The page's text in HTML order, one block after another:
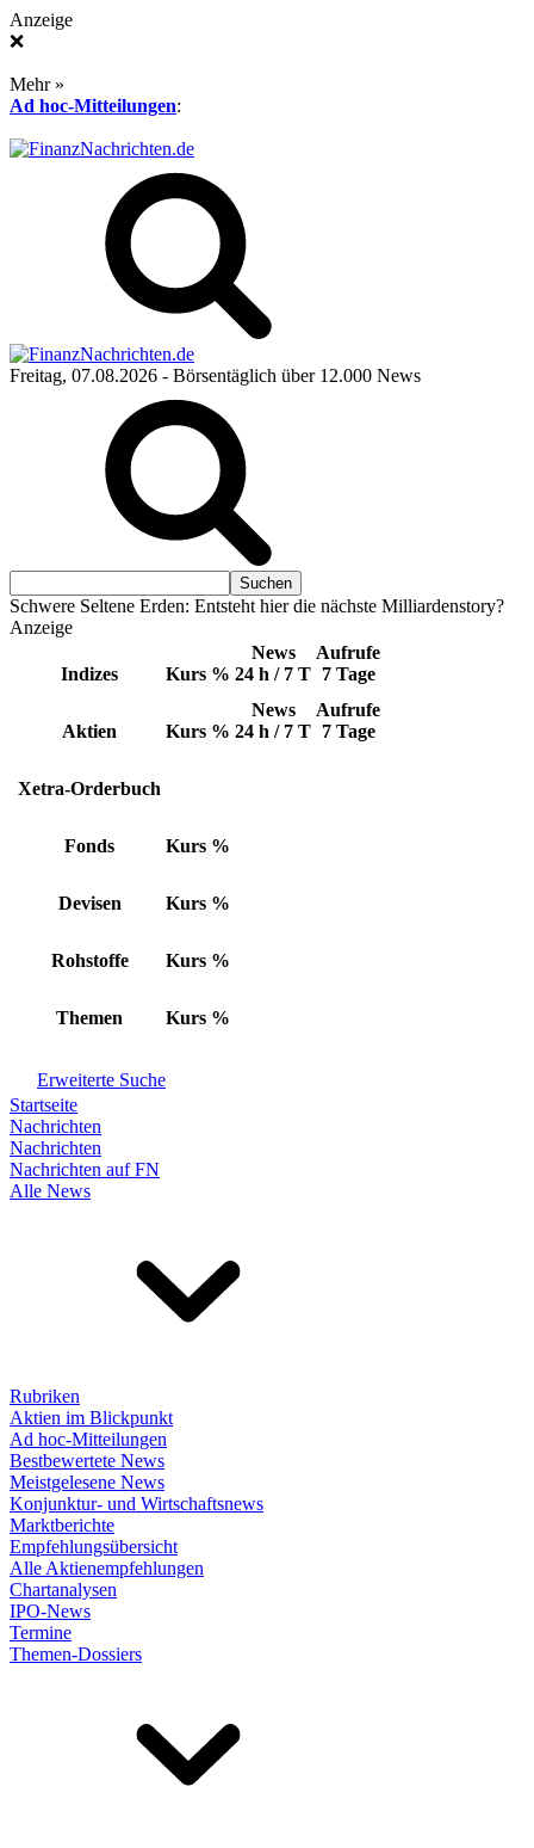
Anzeige
❌
Mehr »
Ad hoc-Mitteilungen:
Freitag, 07.08.2026 - Börsentäglich über 12.000 News
Schwere Seltene Erden: Entsteht hier die nächste Milliardenstory?
Anzeige
Indizes Kurs %
News
24 h / 7 T
Aufrufe
7 Tage
Aktien Kurs %
News
24 h / 7 T
Aufrufe
7 Tage
Xetra-Orderbuch
Fonds Kurs %
Devisen Kurs %
Rohstoffe Kurs %
Themen Kurs %
Erweiterte Suche
Startseite
Nachrichten
Nachrichten
Nachrichten auf FN
Alle News
Rubriken
Aktien im Blickpunkt
Ad hoc-Mitteilungen
Bestbewertete News
Meistgelesene News
Konjunktur- und Wirtschaftsnews
Marktberichte
Empfehlungsübersicht
Alle Aktienempfehlungen
Chartanalysen
IPO-News
Termine
Themen-Dossiers